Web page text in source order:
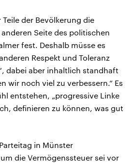
der Bevölkerung die
Seite des politischen
fest. Deshalb müsse es
Respekt und Toleranz
dabei aber inhaltlich standhaft
wir noch viel zu verbessern.“ Es
entstehen, „progressive Linke
definieren zu können, was gut
in Münster
die Vermögenssteuer sei vor